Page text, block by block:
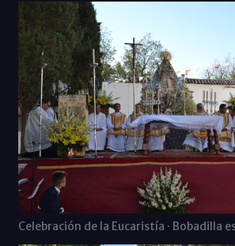
Celebración de la Eucaristía · Bobadilla